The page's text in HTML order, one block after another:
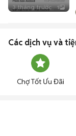
3 tháng trước 1
Các dịch vụ và
Chợ Tốt Ưu Đãi